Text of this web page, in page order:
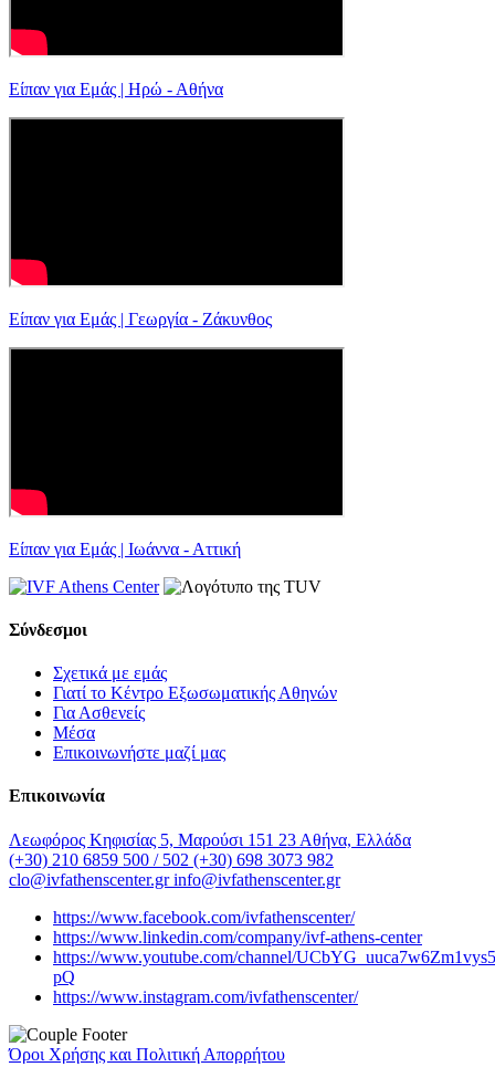
Είπαν για Εμάς | Ηρώ - Αθήνα
Είπαν για Εμάς | Γεωργία - Ζάκυνθος
Είπαν για Εμάς | Ιωάννα - Αττική
Σύνδεσμοι
Σχετικά με εμάς
Γιατί το Κέντρο Εξωσωματικής Αθηνών
Για Ασθενείς
Μέσα
Επικοινωνήστε μαζί μας
Επικοινωνία
Λεωφόρος Κηφισίας 5, Μαρούσι 151 23 Αθήνα, Ελλάδα
(+30) 210 6859 500 / 502 (+30) 698 3073 982
clo@ivfathenscenter.grinfo@ivfathenscenter.gr
https://www.facebook.com/ivfathenscenter/
https://www.linkedin.com/company/ivf-athens-center
https://www.youtube.com/channel/
pQ
https://www.instagram.com/ivfathenscenter/
Όροι Χρήσης και Πολιτική Απορρήτου